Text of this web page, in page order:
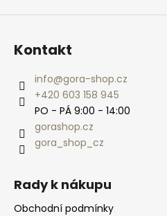
Kontakt
info@gora-shop.cz
+420 603 158 945
PO - PÁ 9:00 - 14:00
gorashop.cz
gora_shop_cz
Rady k nákupu
Obchodní podmínky